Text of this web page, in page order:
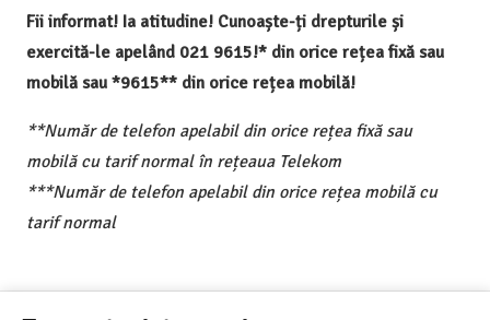
Fii informat! Ia atitudine! Cunoaște-ți drepturile și
exercită-le apelând 021 9615!* din orice rețea fixă sau
mobilă sau *9615** din orice rețea mobilă!
**Număr de telefon apelabil din orice rețea fixă sau
mobilă cu tarif normal în rețeaua Telekom
***Număr de telefon apelabil din orice rețea mobilă cu
tarif normal